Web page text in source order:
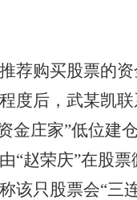
购买股票的资
度后，武某凯联
金庄家”低位建
“赵荣庆”在股票
该只股票会“三